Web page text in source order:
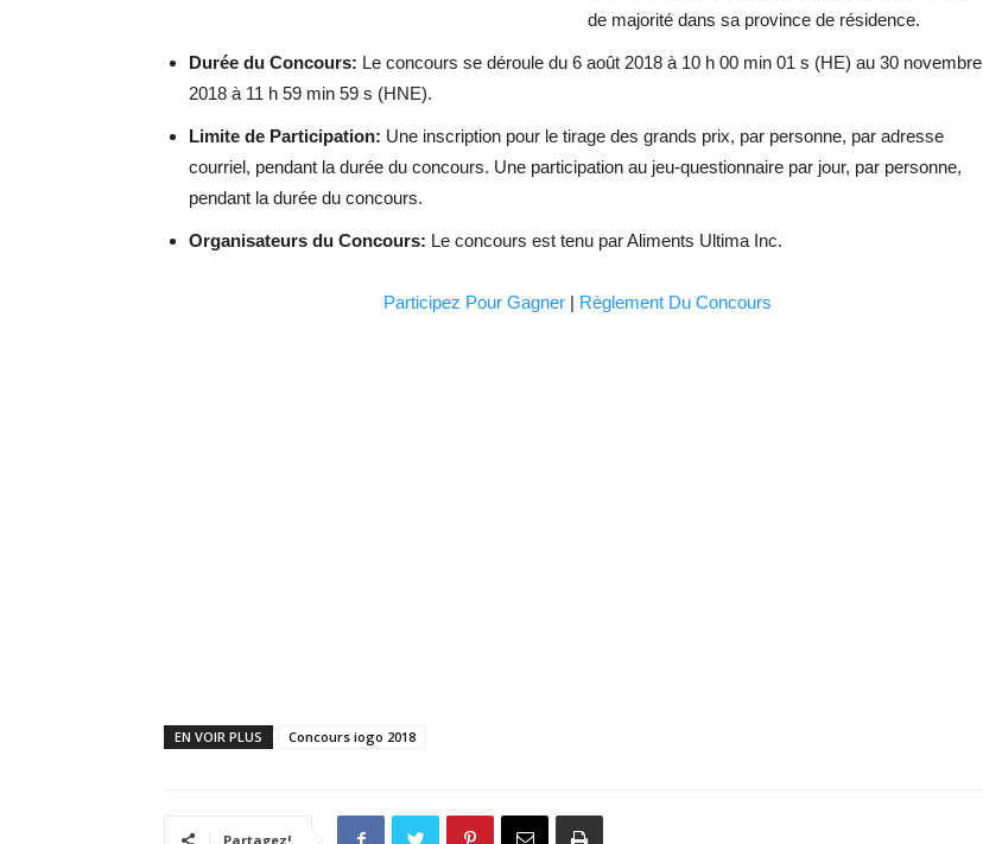
de majorité dans sa province de résidence.
Durée du Concours: Le concours se déroule du 6 août 2018 à 10 h 00 min 01 s (HE) au 30 novembre
2018 à 11 h 59 min 59 s (HNE).
Limite de Participation: Une inscription pour le tirage des grands prix, par personne, par adresse
courriel, pendant la durée du concours. Une participation au jeu-questionnaire par jour, par personne,
pendant la durée du concours.
Organisateurs du Concours: Le concours est tenu par Aliments Ultima Inc.
Participez Pour Gagner| Règlement Du Concours
EN VOIR PLUS Concours iogo 2018
Partagez!